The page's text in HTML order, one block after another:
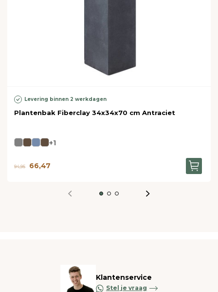
Levering binnen 2 werkdagen
Plantenbak Fiberclay 34x34x70 cm Antraciet
+1
94,95 66,47
Klantenservice
Stel je vraag